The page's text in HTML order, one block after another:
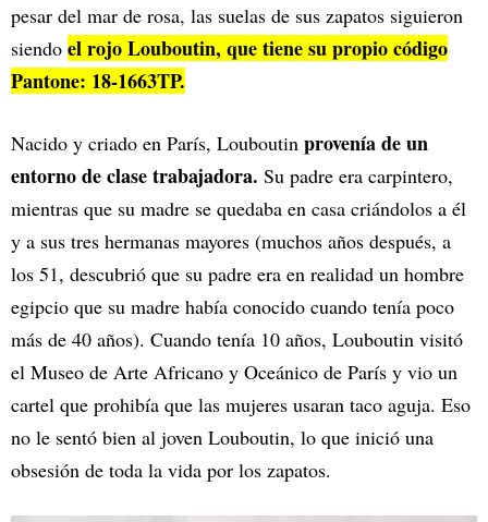
pesar del mar de rosa, las suelas de sus zapatos siguieron
siendo el rojo Louboutin, que tiene su propio código
Pantone: 18-1663TP.
Nacido y criado en París, Louboutin provenía de un
entorno de clase trabajadora. Su padre era carpintero,
mientras que su madre se quedaba en casa criándolos a él
y a sus tres hermanas mayores (muchos años después, a
los 51, descubrió que su padre era en realidad un hombre
egipcio que su madre había conocido cuando tenía poco
más de 40 años). Cuando tenía 10 años, Louboutin visitó
el Museo de Arte Africano y Oceánico de París y vio un
cartel que prohibía que las mujeres usaran taco aguja. Eso
no le sentó bien al joven Louboutin, lo que inició una
obsesión de toda la vida por los zapatos.